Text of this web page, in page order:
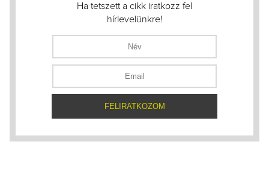
Ha tetszett a cikk iratkozz fel
hírlevelünkre!